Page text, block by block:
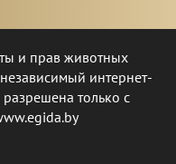
и прав животных
интернет-
только с